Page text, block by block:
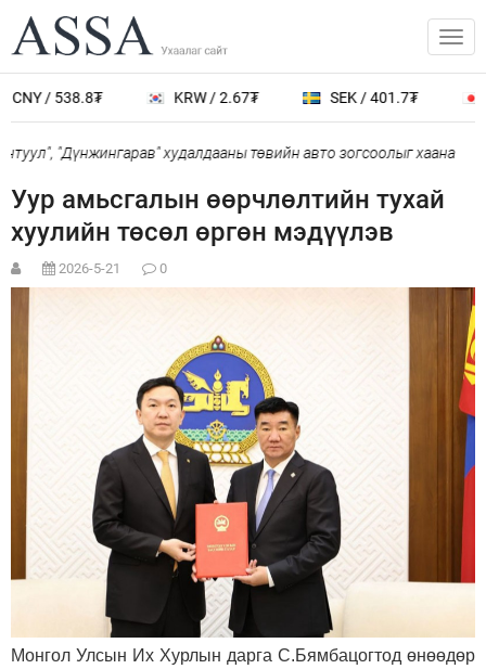
/ 538.8₮ KRW / 2.67₮ SEK / 401.7₮
"Дүнжингарав" худалдааны төвийн авто зогсоолыг хаана
Уур амьсгалын өөрчлөлтийн тухай
хуулийн төсөл өргөн мэдүүлэв
2026-5-21 0
Монгол Улсын Их Хурлын дарга С.Бямбацогтод өнөөдөр